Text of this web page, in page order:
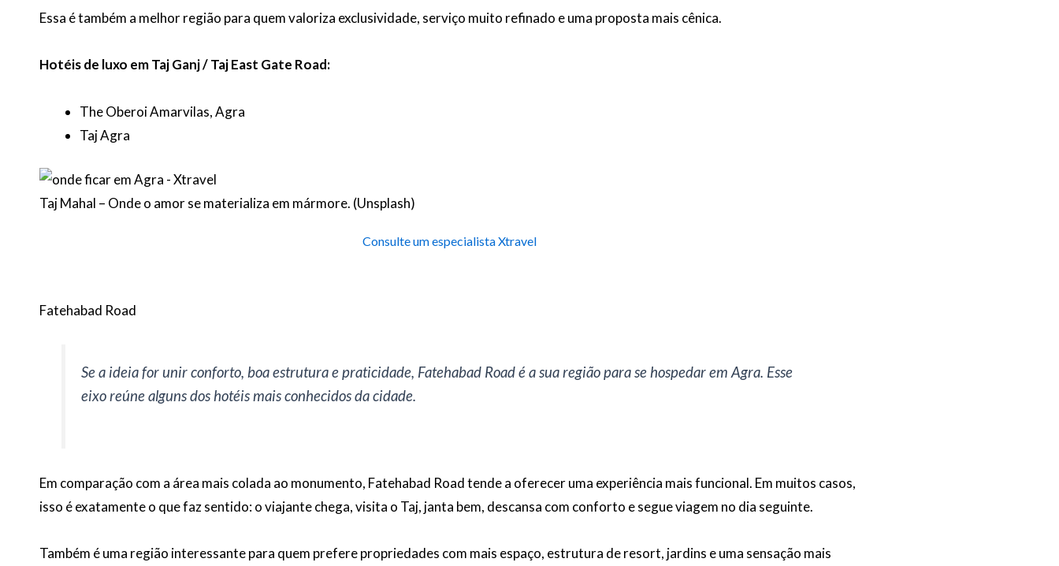
Essa é também a melhor região para quem valoriza exclusividade, serviço muito refinado e uma proposta mais cênica.
Hotéis de luxo em Taj Ganj / Taj East Gate Road:
The Oberoi Amarvilas, Agra
Taj Agra
Taj Mahal – Onde o amor se materializa em mármore. (Unsplash)
Consulte um especialista Xtravel
Fatehabad Road
Se a ideia for unir conforto, boa estrutura e praticidade, Fatehabad Road é a sua região para se hospedar em Agra. Esse
eixo reúne alguns dos hotéis mais conhecidos da cidade.
Em comparação com a área mais colada ao monumento, Fatehabad Road tende a oferecer uma experiência mais funcional. Em muitos casos,
isso é exatamente o que faz sentido: o viajante chega, visita o Taj, janta bem, descansa com conforto e segue viagem no dia seguinte.
Também é uma região interessante para quem prefere propriedades com mais espaço, estrutura de resort, jardins e uma sensação mais